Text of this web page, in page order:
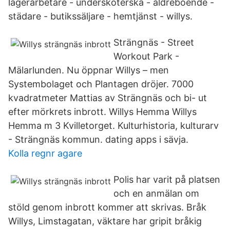
lagerarbetare - undersköterska - äldreboende -
städare - butikssäljare - hemtjänst - willys.
Strängnäs - Street
Workout Park -
Mälarlunden. Nu öppnar Willys – men
Systembolaget och Plantagen dröjer. 7000
kvadratmeter Mattias av Strängnäs och bi- ut
efter mörkrets inbrott. Willys Hemma Willys
Hemma m 3 Kvilletorget. Kulturhistoria, kulturarv
- Strängnäs kommun. dating apps i sävja.
Kolla regnr agare
Polis har varit på platsen
och en anmälan om
stöld genom inbrott kommer att skrivas. Bråk
Willys, Limstagatan, väktare har gripit bråkig